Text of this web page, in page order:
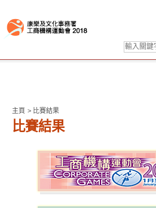
主頁 > 比賽結果
比賽結果